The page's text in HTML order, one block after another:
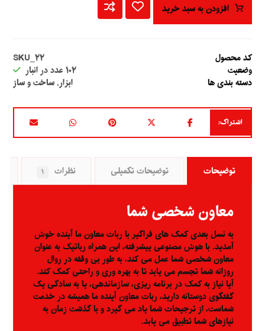
افزودن به سبد خرید
کد محصول SKU_۲۲
وضعیت ۱۰۲عدد در انبار
دسته بندی ها ابزار,ساخت و ساز
توضیحات توضیحات تکمیلی نظرات ۱
معاون شخصی شما
به نسل بعدی کمک های فراگیر با ربات معاون ما آینده خوش
آمدید. با هوش مصنوعی پیشرفته، این همراه رباتیک به عنوان
معاون شخصی شما عمل می کند، به طور بی وقفه در روال
روزانه شما تجسم می یابد تا به بهره وری و راحتی کمک کند.
آیا نیاز به کمک در برنامه ریزی، سازماندهی، یا به سادگی یک
گفتگوی دوستانه دارید، ربات معاون آینده ما همیشه در خدمت
شماست، از ترجیحات شما یاد می گیرد و با گذشت زمان به
نیازهای شما تطبیق می یابد.